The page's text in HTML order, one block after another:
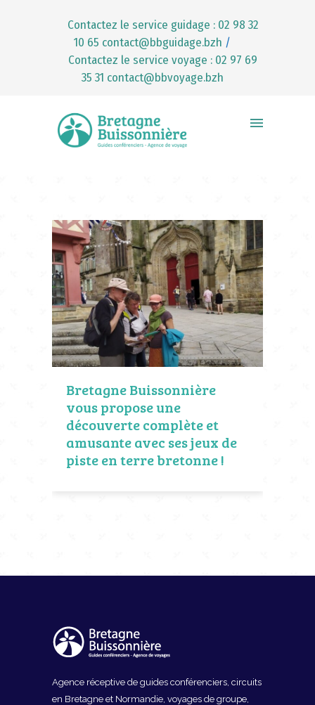
Contactez le service guidage : 02 98 32
10 65 contact@bbguidage.bzh /
Contactez le service voyage : 02 97 69
35 31 contact@bbvoyage.bzh
Bretagne Buissonnière
vous propose une
découverte complète et
amusante avec ses jeux de
piste en terre bretonne !
Agence réceptive de guides conférenciers, circuits
en Bretagne et Normandie, voyages de groupe,